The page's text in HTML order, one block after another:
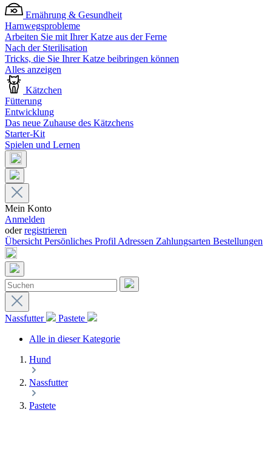
Ernährung & Gesundheit
Harnwegsprobleme
Arbeiten Sie mit Ihrer Katze aus der Ferne
Nach der Sterilisation
Tricks, die Sie Ihrer Katze beibringen können
Alles anzeigen
Kätzchen
Fütterung
Entwicklung
Das neue Zuhause des Kätzchens
Starter-Kit
Spielen und Lernen
Mein Konto
Anmelden
oderregistrieren
Übersicht Persönliches Profil Adressen Zahlungsarten Bestellungen
Nassfutter
Pastete
Alle in dieser Kategorie
Hund
Nassfutter
Pastete